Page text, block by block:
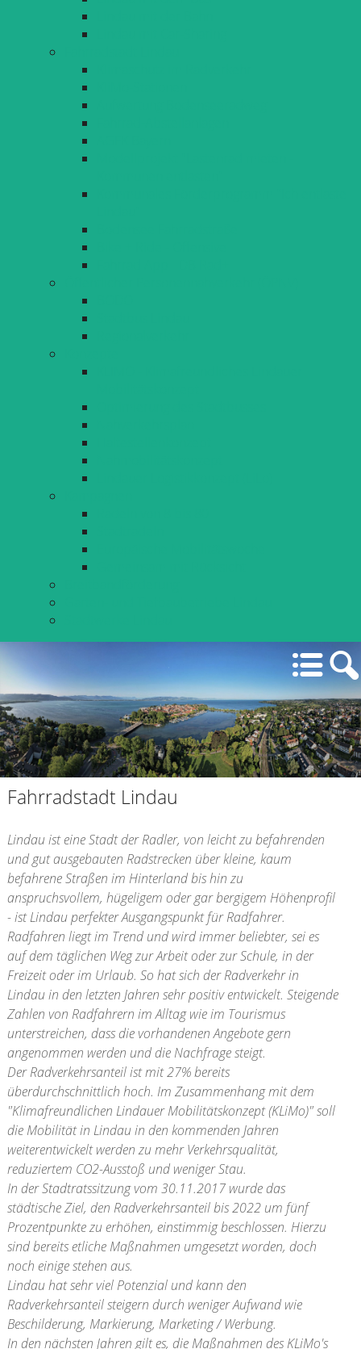
Fahrradstadt Lindau
Lindau ist eine Stadt der Radler, von leicht zu befahrenden
und gut ausgebauten Radstrecken über kleine, kaum
befahrene Straßen im Hinterland bis hin zu
anspruchsvollem, hügeligem oder gar bergigem Höhenprofil
- ist Lindau perfekter Ausgangspunkt für Radfahrer.
Radfahren liegt im Trend und wird immer beliebter, sei es
auf dem täglichen Weg zur Arbeit oder zur Schule, in der
Freizeit oder im Urlaub. So hat sich der Radverkehr in
Lindau in den letzten Jahren sehr positiv entwickelt. Steigende
Zahlen von Radfahrern im Alltag wie im Tourismus
unterstreichen, dass die vorhandenen Angebote gern
angenommen werden und die Nachfrage steigt.
Der Radverkehrsanteil ist mit 27% bereits
überdurchschnittlich hoch. Im Zusammenhang mit dem
"Klimafreundlichen Lindauer Mobilitätskonzept (KLiMo)" soll
die Mobilität in Lindau in den kommenden Jahren
weiterentwickelt werden zu mehr Verkehrsqualität,
reduziertem CO2-Ausstoß und weniger Stau.
In der Stadtratssitzung vom 30.11.2017 wurde das
städtische Ziel, den Radverkehrsanteil bis 2022 um fünf
Prozentpunkte zu erhöhen, einstimmig beschlossen. Hierzu
sind bereits etliche Maßnahmen umgesetzt worden, doch
noch einige stehen aus.
Lindau hat sehr viel Potenzial und kann den
Radverkehrsanteil steigern durch weniger Aufwand wie
Beschilderung, Markierung, Marketing / Werbung.
In den nächsten Jahren gilt es, die Maßnahmen des KLiMo's